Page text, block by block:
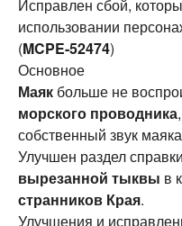
Исправлен сбой,
использовании
(MCPE-52474)
Основное
Маяк больше не
морского проводника
собственный звук
Улучшен раздел
вырезанной тыквы в
странников Края.
Улучшения и